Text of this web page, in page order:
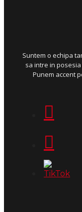
Suntem o echipa
sa intre in
Punem accent